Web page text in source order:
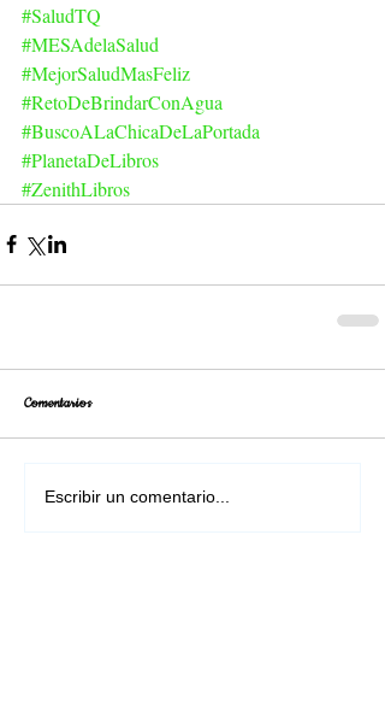
#SaludTQ
#MESAdelaSalud
#MejorSaludMasFeliz
#RetoDeBrindarConAgua
#BuscoALaChicaDeLaPortada
#PlanetaDeLibros
#ZenithLibros
Comentarios
Escribir un comentario...